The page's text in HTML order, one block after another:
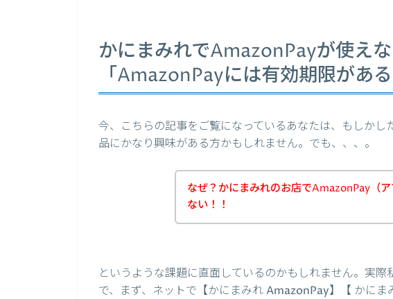
かにまみれでAmazonPayが使えな
「AmazonPayには有効期限があ
今、こちらの記事をご覧になっているあなたは、もしか
品にかなり興味がある方かもしれません。でも、、、。
なぜ？かにまみれのお店でAmazonPay（
ない！！
というような課題に直面しているのかもしれません。実
で、まず、ネットで【かにまみれ AmazonPay】【 かに